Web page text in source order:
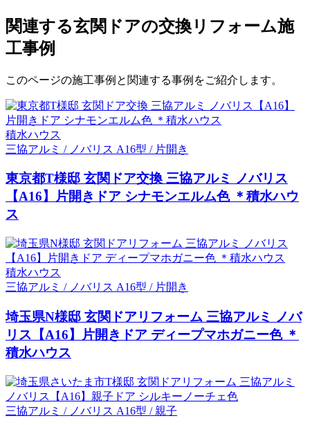
関連する玄関ドアの交換リフォーム施
工事例
このページの施工事例と関連する事例をご紹介します。
積水ハウス
三協アルミ / ノバリス A16型 / 片開き
東京都T様邸 玄関ドア交換 三協アルミ ノバリス
【A16】片開きドア シナモンエルム色 ＊積水ハウ
ス
積水ハウス
三協アルミ / ノバリス A16型 / 片開き
埼玉県N様邸 玄関ドアリフォーム 三協アルミ ノバ
リス【A16】片開きドア ディープマホガニー色 ＊
積水ハウス
三協アルミ / ノバリス A16型 / 親子